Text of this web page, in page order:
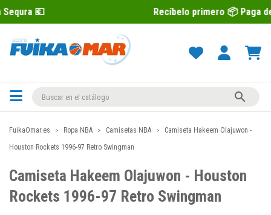
Recíbelo primero 📦 Paga después con

FuikaOmar.es Ropa NBA Camisetas NBA
Camiseta Hakeem Olajuwon -
Houston Rockets 1996-97 Retro Swingman
Camiseta Hakeem Olajuwon - Houston
Rockets 1996-97 Retro Swingman